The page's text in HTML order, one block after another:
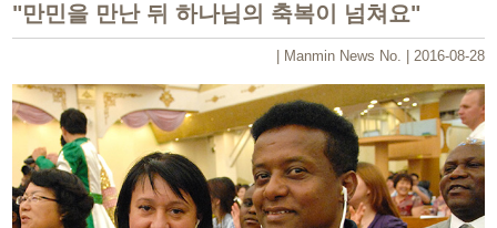
"만민을 만난 뒤 하나님의 축복이 넘쳐요"
| Manmin News No. | 2016-08-28